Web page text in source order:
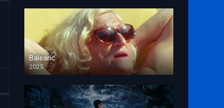
Balearic
2025
HD 1080p